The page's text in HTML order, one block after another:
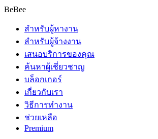
BeBee
สำหรับผู้หางาน
สำหรับผู้จ้างงาน
เสนอบริการของคุณ
ค้นหาผู้เชี่ยวชาญ
บล็อกเกอร์
เกี่ยวกับเรา
วิธีการทำงาน
ช่วยเหลือ
Premium